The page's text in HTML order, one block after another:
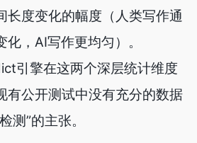
长度变化的幅度（人类写作通
，AI写作更均匀）。
引擎在这两个深层统计维度
有公开测试中没有充分的数据
测”的主张。